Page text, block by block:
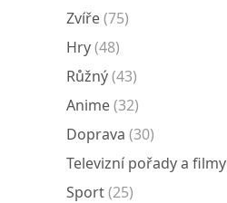
Zvíře(75)
Hry(48)
Růžný(43)
Anime(32)
Doprava (30)
Televizní pořady a filmy
Sport(25)